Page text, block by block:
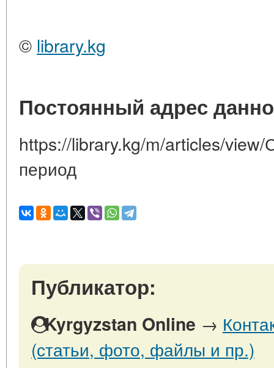
© library.kg
Постоянный адрес
https://library.kg/m/articles/view/
период
Публикатор:
Kyrgyzstan Online →
(статьи, фото, файлы и пр.)